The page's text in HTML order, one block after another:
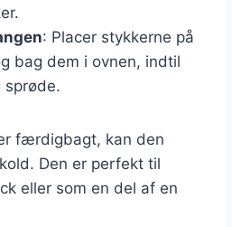
: Placer stykkerne på
bag dem i ovnen, indtil
sprøde.
færdigbagt, kan den
Den er perfekt til
eller som en del af en